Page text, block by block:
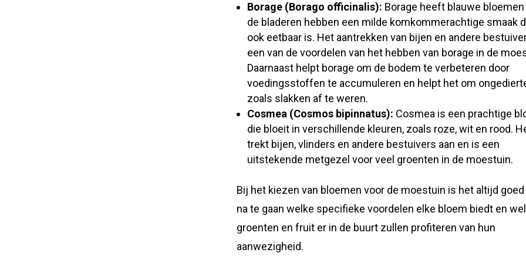
Borage (Borago officinalis): Borage heeft blauwe bloemen
de bladeren hebben een milde komkommerachtige smaak
ook eetbaar is. Het aantrekken van bijen en andere
een van de voordelen van het hebben van borage in de
Daarnaast helpt borage om de bodem te verbeteren door
voedingsstoffen te accumuleren en helpt het om
zoals slakken af te weren.
Cosmea (Cosmos bipinnatus): Cosmea is een prachtige
die bloeit in verschillende kleuren, zoals roze, wit en rood.
trekt bijen, vlinders en andere bestuivers aan en is een
uitstekende metgezel voor veel groenten in de moestuin.
Bij het kiezen van bloemen voor de moestuin is het altijd
na te gaan welke specifieke voordelen elke bloem biedt en
groenten en fruit er in de buurt zullen profiteren van hun
aanwezigheid.